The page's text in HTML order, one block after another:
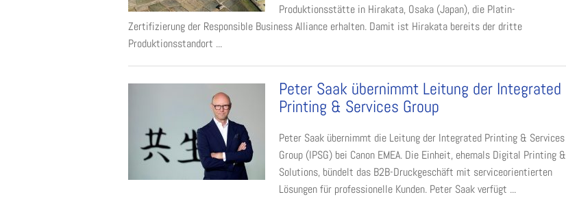
Produktionsstätte in Hirakata, Osaka (Japan), die Platin-
Zertifizierung der Responsible Business Alliance erhalten. Damit ist Hirakata bereits der dritte
Produktionsstandort ...
Peter Saak übernimmt Leitung der Integrated
Printing & Services Group
Peter Saak übernimmt die Leitung der Integrated Printing & Services
Group (IPSG) bei Canon EMEA. Die Einheit, ehemals Digital Printing &
Solutions, bündelt das B2B-Druckgeschäft mit serviceorientierten
Lösungen für professionelle Kunden. Peter Saak verfügt ...